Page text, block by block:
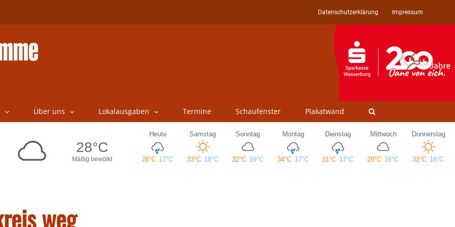
Datenschutzerklärung Impressum
Über uns Lokalausgaben Termine Schaufenster Plakatwand
weg